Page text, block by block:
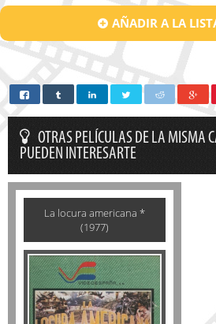
AÑADIR A LA
OTRAS PELÍCULAS DE LA MISMA
PUEDEN INTERESARTE
La locura americana *
(1977)